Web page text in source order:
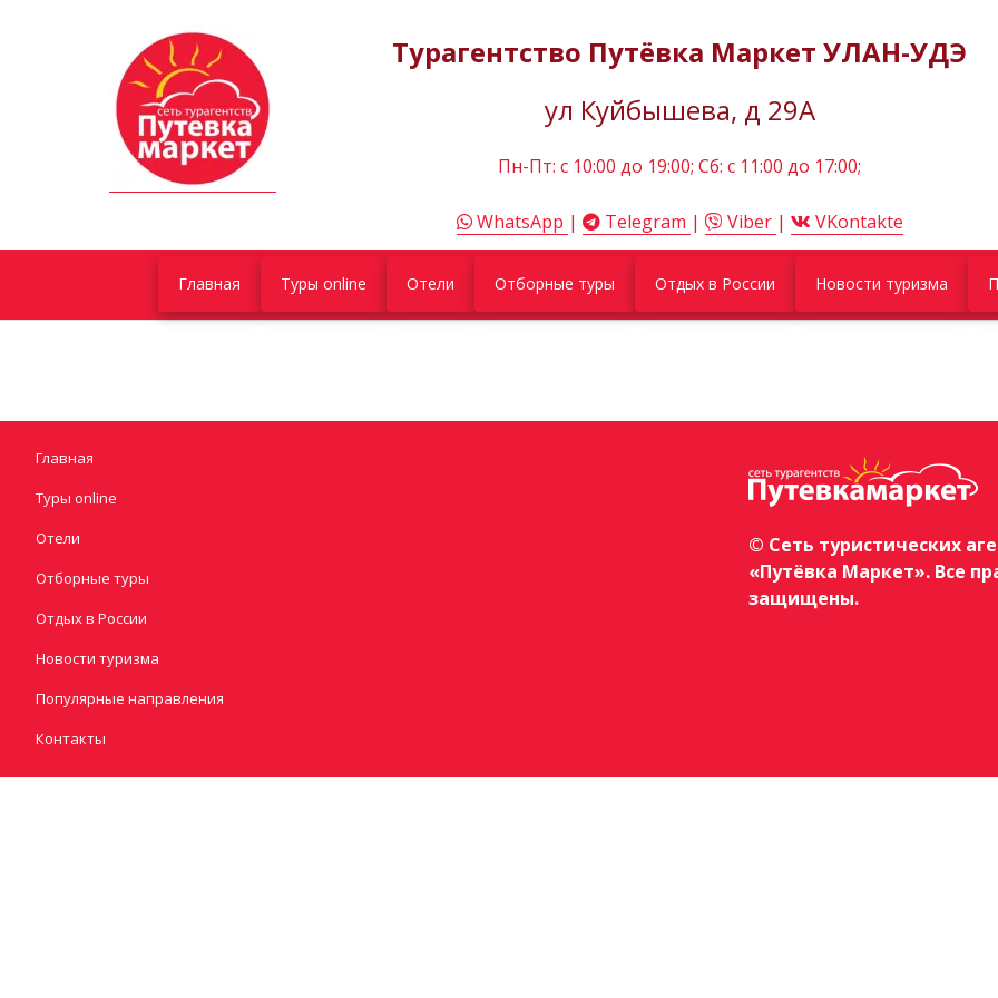
Турагентство Путёвка Маркет УЛАН-УДЭ
ул Куйбышева, д 29А
Пн-Пт: c 10:00 до 19:00; Сб: с 11:00 до 17:00;
WhatsApp | Telegram | Viber | VKontakte
Главная Туры online Отели Отборные туры Отдых в России Новости туризма
Главная
Туры online
Отели
Отборные туры
Отдых в России
Новости туризма
Популярные направления
Контакты
© Сеть туристических
«Путёвка Маркет». Все
защищены.